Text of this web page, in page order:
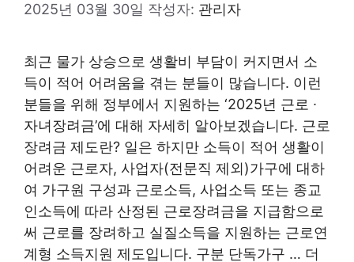
2025년 03월 30일 작성자: 관리자
최근 물가 상승으로 생활비 부담이 커지면서 소
득이 적어 어려움을 겪는 분들이 많습니다. 이런
분들을 위해 정부에서 지원하는 ‘2025년 근로 ∙
자녀장려금’에 대해 자세히 알아보겠습니다. 근로
장려금 제도란? 일은 하지만 소득이 적어 생활이
어려운 근로자, 사업자(전문직 제외)가구에 대하
여 가구원 구성과 근로소득, 사업소득 또는 종교
인소득에 따라 산정된 근로장려금을 지급함으로
써 근로를 장려하고 실질소득을 지원하는 근로연
계형 소득지원 제도입니다. 구분 단독가구 … 더